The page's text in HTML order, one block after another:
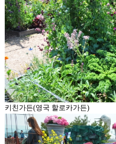
키친가든(영국 할로카가든)